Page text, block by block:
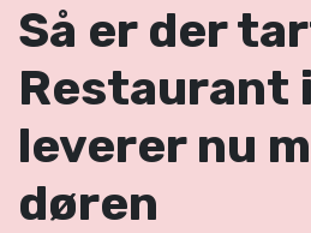
Så er der
Restaurant
leverer nu
døren